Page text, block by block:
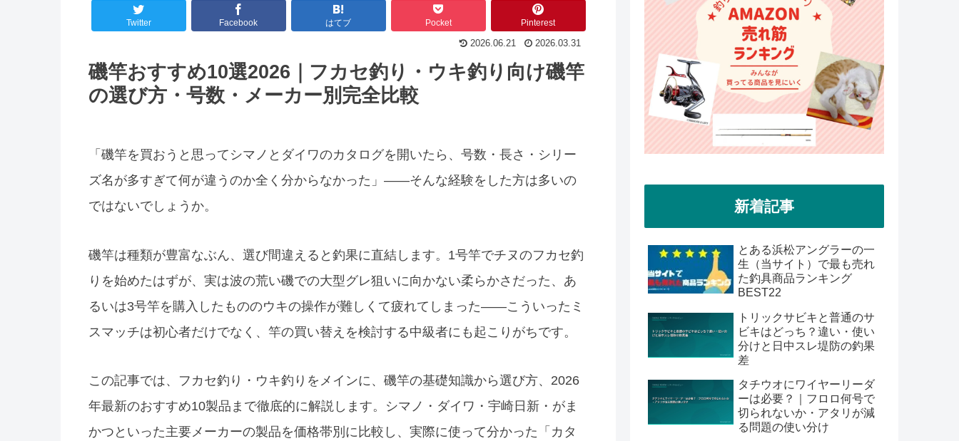
Twitter Facebook はてブ Pocket Pinterest
2026.06.21 2026.03.31
磯竿おすすめ10選2026｜フカセ釣り・ウキ釣り向け磯竿
の選び方・号数・メーカー別完全比較
「磯竿を買おうと思ってシマノとダイワのカタログを開いたら、号数・長さ・シリー
ズ名が多すぎて何が違うのか全く分からなかった」——そんな経験をした方は多いの
ではないでしょうか。
磯竿は種類が豊富なぶん、選び間違えると釣果に直結します。1号竿でチヌのフカセ釣
りを始めたはずが、実は波の荒い磯での大型グレ狙いに向かない柔らかさだった、あ
るいは3号竿を購入したもののウキの操作が難しくて疲れてしまった——こういったミ
スマッチは初心者だけでなく、竿の買い替えを検討する中級者にも起こりがちです。
この記事では、フカセ釣り・ウキ釣りをメインに、磯竿の基礎知識から選び方、2026
年最新のおすすめ10製品まで徹底的に解説します。シマノ・ダイワ・宇崎日新・がま
かつといった主要メーカーの製品を価格帯別に比較し、実際に使って分かった「カタ
新着記事
とある浜松アングラーの一
生（当サイト）で最も売れ
た釣具商品ランキング
BEST22
トリックサビキと普通のサ
ビキはどっち？違い・使い
分けと日中スレ堤防の釣果
差
タチウオにワイヤーリーダ
ーは必要？｜フロロ何号で
切られないか・アタリが減
る問題の使い分け